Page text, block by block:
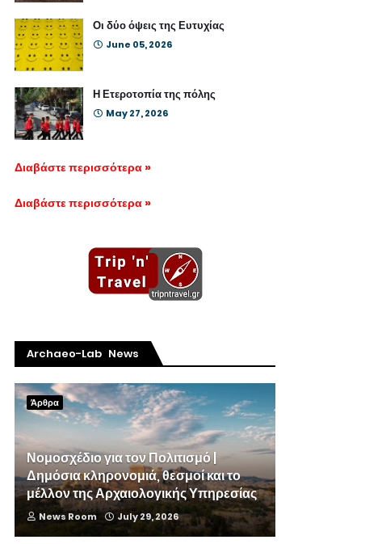
Οι δύο όψεις της Ευτυχίας
June 05, 2026
Η Ετεροτοπία της πόλης
May 27, 2026
Διαβάστε περισσότερα »
Διαβάστε περισσότερα »
Archaeo-Lab News
Άρθρα
Νομοσχέδιο για τον Πολιτισμό |
Δημόσια κληρονομιά, θεσμοί και το
μέλλον της Αρχαιολογικής Υπηρεσίας
News Room July 29, 2026